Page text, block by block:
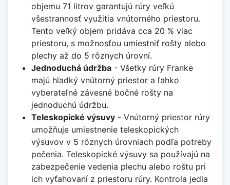
objemu 71 litrov garantujú rúry veľkú
všestrannosť využitia vnútorného priestoru.
Tento veľký objem pridáva cca 20 % viac
priestoru, s možnosťou umiestniť rošty alebo
plechy až do 5 rôznych úrovní.
Jednoduchá údržba- Všetky rúry Franke
majú hladký vnútorný priestor a ľahko
vyberateľné závesné bočné rošty na
jednoduchú údržbu.
Teleskopické výsuvy- Vnútorný priestor rúry
umožňuje umiestnenie teleskopických
výsuvov v 5 rôznych úrovniach podľa potreby
pečenia. Teleskopické výsuvy sa používajú na
zabezpečenie vedenia plechu alebo roštu pri
ich vyťahovaní z priestoru rúry. Kontrola jedla